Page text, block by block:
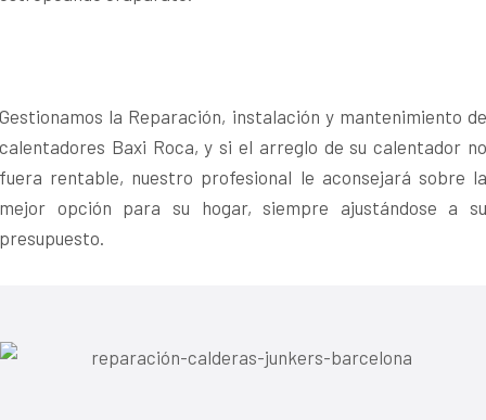
Gestionamos la Reparación, instalación y mantenimiento de
calentadores Baxi Roca, y si el arreglo de su calentador no
fuera rentable, nuestro profesional le aconsejará sobre la
mejor opción para su hogar, siempre ajustándose a su
presupuesto.